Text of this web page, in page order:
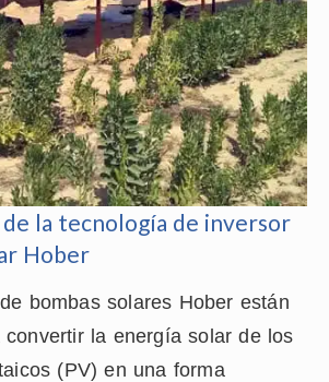
la tecnología de inversor
Hober
bombas solares Hober están
convertir la energía solar de los
(PV) en una forma